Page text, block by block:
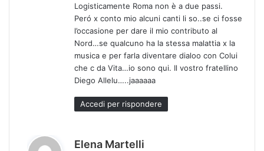
Logisticamente Roma non è a due passi.
Peró x conto mio alcuni canti li so..se ci fosse
l’occasione per dare il mio contributo al
Nord…se qualcuno ha la stessa malattia x la
musica e per farla diventare dialoo con Colui
che c da Vita…io sono qui. Il vostro fratellino
Diego Allelu…..jaaaaaa
Accedi per rispondere
Elena Martelli